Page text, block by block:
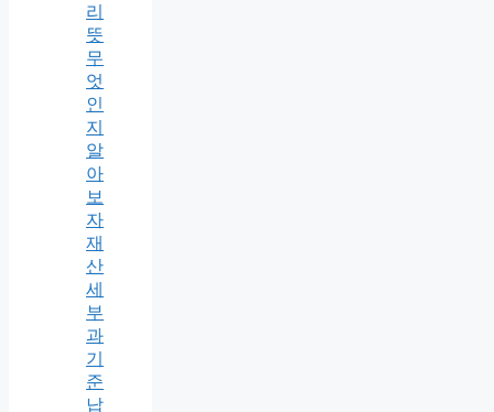
리
뜻
무
엇
인
지
알
아
보
자
재
산
세
부
과
기
준
납